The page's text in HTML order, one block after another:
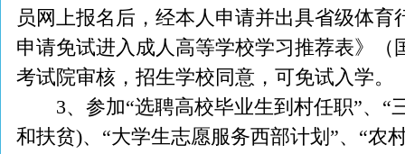
员网上报名后，经本人申请并出具省级体
申请免试进入成人高等学校学习推荐表》（
考试院审核，招生学校同意，可免试入学。
3、参加“选聘高校毕业生到村任职”、“
和扶贫)、“大学生志愿服务西部计划”、“农